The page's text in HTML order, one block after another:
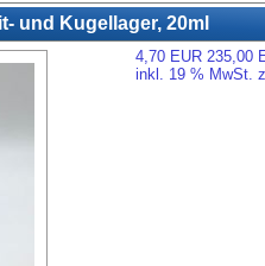
und Kugellager, 20ml
4,70 EUR 235,00
inkl. 19 % MwSt.